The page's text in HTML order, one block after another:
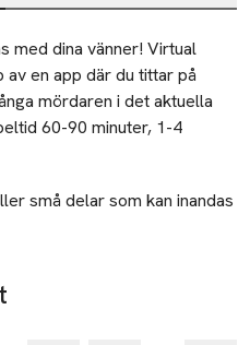
med dina vänner! Virtual
en app där du tittar på
mördaren i det aktuella
60-90 minuter, 1-4
små delar som kan inandas